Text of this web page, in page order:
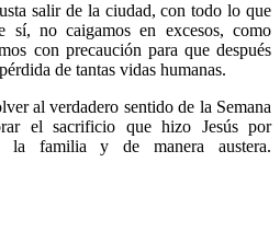
salir de la ciudad, con todo lo que
sí, no caigamos en excesos, como
con precaución para que después
de tantas vidas humanas.
al verdadero sentido de la Semana
el sacrificio que hizo Jesús por
la familia y de manera austera.